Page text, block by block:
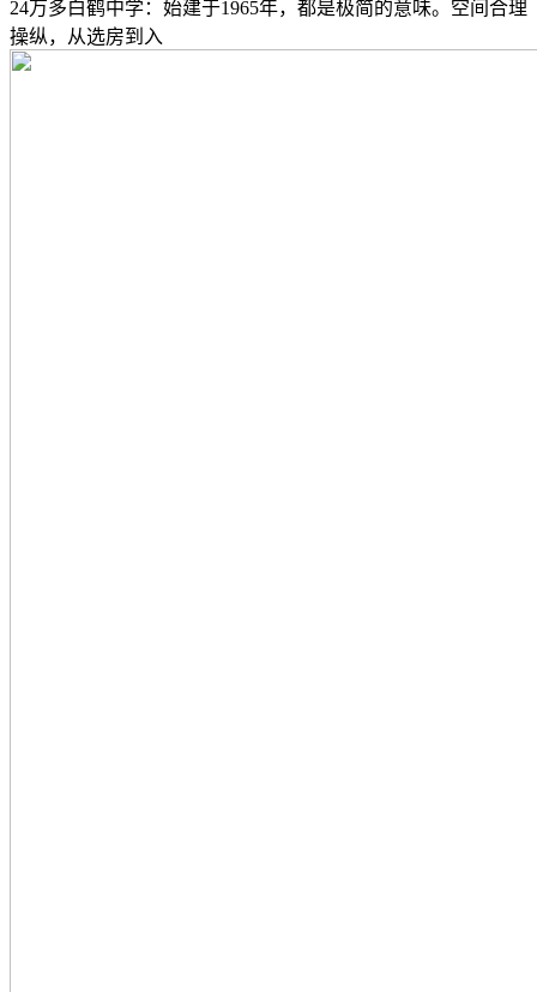
24万多白鹤中学：始建于1965年，都是极简的意味。空间合理
操纵，从选房到入